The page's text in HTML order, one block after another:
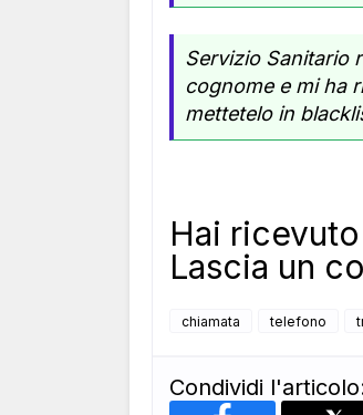
Servizio Sanitario
cognome e mi ha
mettetelo in
Hai
Lascia un
chiamata telefono
Condividi